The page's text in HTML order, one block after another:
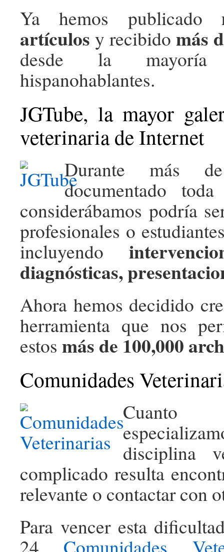
Ya hemos publicado
artículos y recibido más
desde la
hispanohablantes.
JGTube, la mayor
veterinaria de Internet
Durante más
documentado
considerábamos podría
profesionales o
incluyendo
diagnósticas,
Ahora hemos decidido
herramienta que nos
estos más de 100,000
Comunidades
disciplina
complicado resulta
relevante o contactar con
Para vencer esta